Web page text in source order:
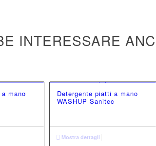
INTERESSARE
mano
Detergente piatti a mano
WASHUP Sanitec
Mostra dettagli